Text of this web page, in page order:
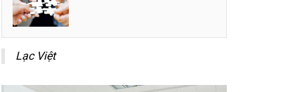
Lạc Việt